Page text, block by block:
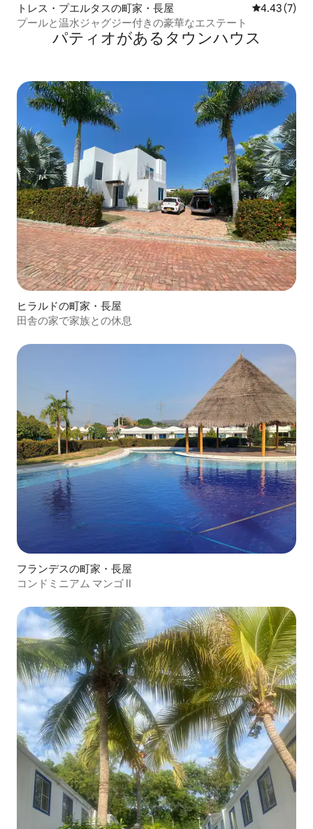
トレス・プエルタスの町家・長屋 レビュー7
4.43 (7)
プールと温水ジャグジー付きの豪華なエステート
パティオがあるタウンハウス
ヒラルドの町家・長屋
田舎の家で家族との休息
フランデスの町家・長屋
コンドミニアム マンゴ II